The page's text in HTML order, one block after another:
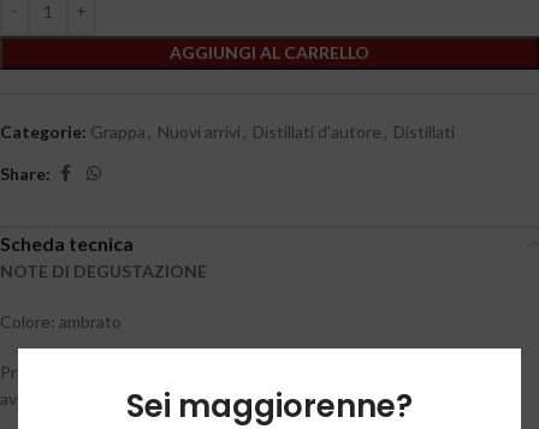
Sei maggiorenne?
AGGIUNGI AL CARRELLO
Categorie: Grappa , Nuovi arrivi , Distillati d'autore , Distillati
Share:
Scheda tecnica
NOTE DI DEGUSTAZIONE
Colore: ambrato
Profumo: complesso, delicato, avvolgente. Fra le molteplici sensazioni
avvertite spiccano note di agrumi canditi, anice, spezie e uva passa.